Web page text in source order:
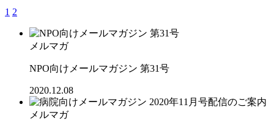
1 2
メルマガ
NPO向けメールマガジン 第31号
2020.12.08
メルマガ